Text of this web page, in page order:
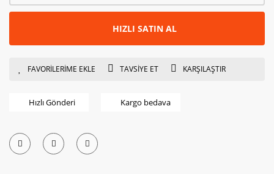
HIZLI SATIN AL
TAVSİYE ET KARŞILAŞTIR
Hızlı Gönderi Kargo bedava